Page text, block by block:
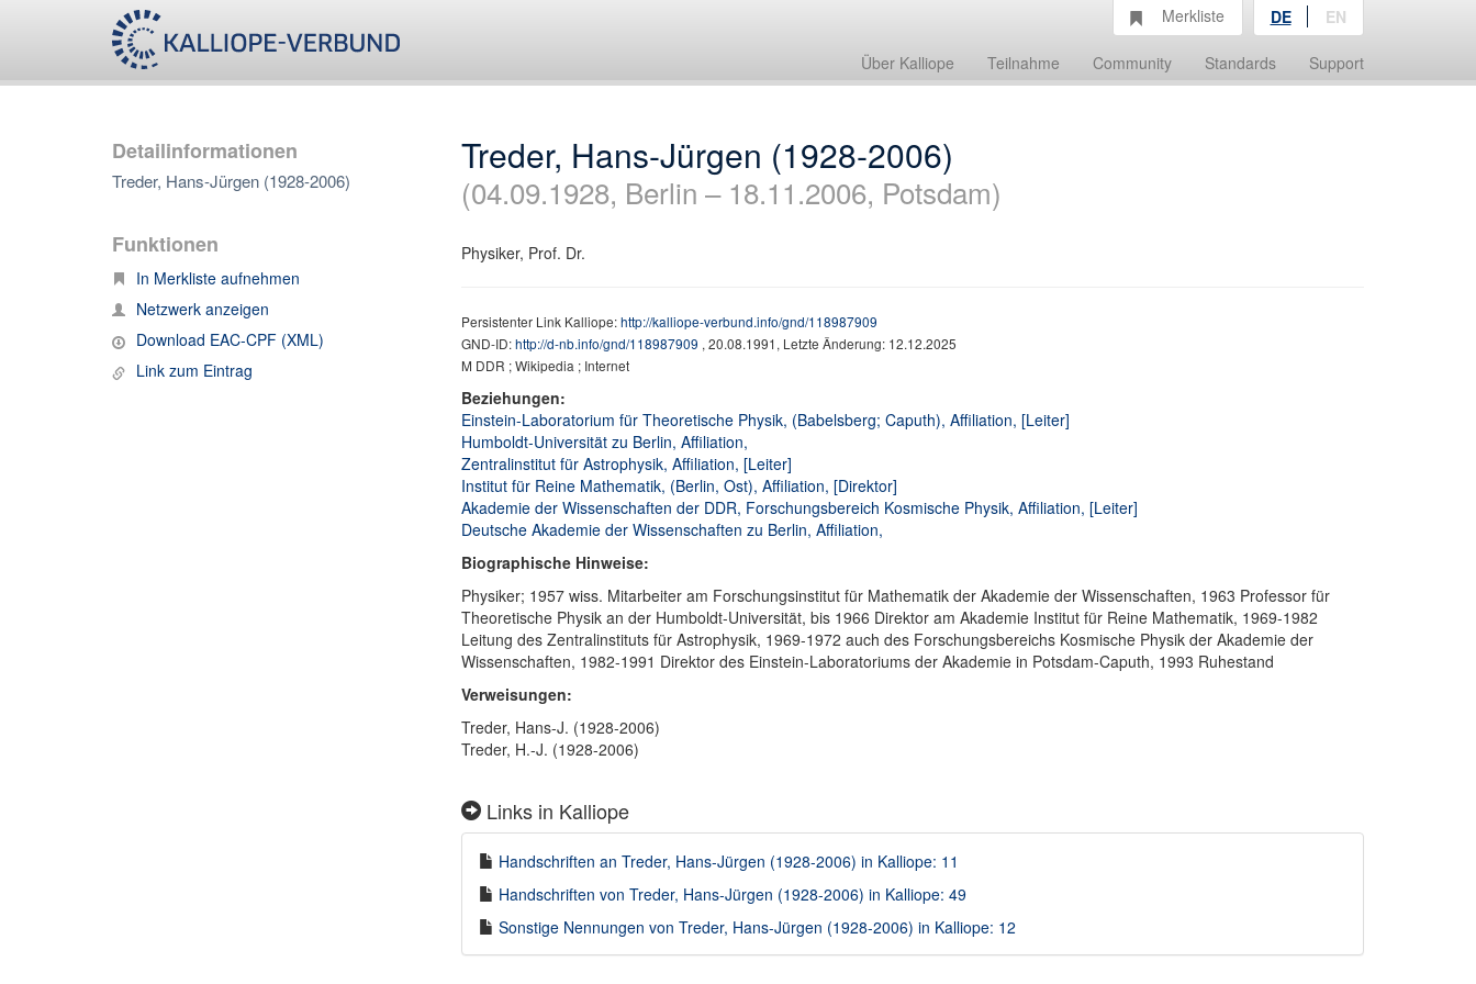
Über Kalliope Teilnahme Community Standards Support
Merkliste DE EN
Detailinformationen
Treder, Hans-Jürgen (1928-2006)
Funktionen
In Merkliste aufnehmen
Netzwerk anzeigen
Download EAC-CPF (XML)
Link zum Eintrag
Treder, Hans-Jürgen (1928-2006)
(04.09.1928, Berlin – 18.11.2006, Potsdam)
Physiker, Prof. Dr.
Persistenter Link Kalliope:http://kalliope-verbund.info/gnd/118987909
GND-ID:http://d-nb.info/gnd/118987909 , 20.08.1991, Letzte Änderung: 12.12.2025
M DDR ; Wikipedia ; Internet
Beziehungen:
Einstein-Laboratorium für Theoretische Physik, (Babelsberg; Caputh), Affiliation, [Leiter]
Humboldt-Universität zu Berlin, Affiliation,
Zentralinstitut für Astrophysik, Affiliation, [Leiter]
Institut für Reine Mathematik, (Berlin, Ost), Affiliation, [Direktor]
Akademie der Wissenschaften der DDR, Forschungsbereich Kosmische Physik, Affiliation, [Leiter]
Deutsche Akademie der Wissenschaften zu Berlin, Affiliation,
Biographische Hinweise:
Physiker; 1957 wiss. Mitarbeiter am Forschungsinstitut für Mathematik der Akademie der Wissenschaften, 1963 Professor für
Theoretische Physik an der Humboldt-Universität, bis 1966 Direktor am Akademie Institut für Reine Mathematik, 1969-1982
Leitung des Zentralinstituts für Astrophysik, 1969-1972 auch des Forschungsbereichs Kosmische Physik der Akademie der
Wissenschaften, 1982-1991 Direktor des Einstein-Laboratoriums der Akademie in Potsdam-Caputh, 1993 Ruhestand
Verweisungen:
Treder, Hans-J. (1928-2006)
Treder, H.-J. (1928-2006)
Links in Kalliope
Handschriften an Treder, Hans-Jürgen (1928-2006) in Kalliope: 11
Handschriften von Treder, Hans-Jürgen (1928-2006) in Kalliope: 49
Sonstige Nennungen von Treder, Hans-Jürgen (1928-2006) in Kalliope: 12